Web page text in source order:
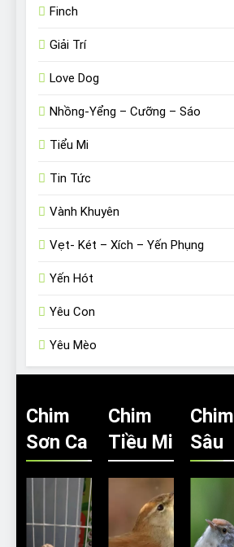
Finch
Giải Trí
Love Dog
Nhồng-Yểng – Cưỡng – Sáo
Tiểu Mi
Tin Tức
Vành Khuyên
Vẹt- Két – Xích – Yến Phụng
Yến Hót
Yêu Con
Yêu Mèo
Chim
Sơn Ca
Chim
Tiều Mi
Chim
Sâu